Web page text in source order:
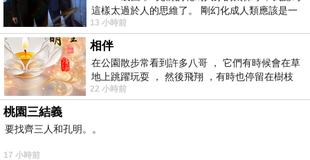
輕軌有高架和地面綜合的行經路線。
淡水行政中心站是高架路線，下樓之後，就可以看到地面上的指標。
這樣太過於人的思維了。 剛幻化成人類應該是一
絲不掛吧？ 當然這樣是創不出
13 小時前
相伴
在公園散步常看到許多八哥 ， 它們有時候會在草
地上跳躍玩耍 ， 然後飛翔 ，有時也停留在樹枝
上，它們身軀是咖啡色的，鳥喙是黃色
22 小時前
桃園三結義
要找齊三人和孔明。。
17 小時前